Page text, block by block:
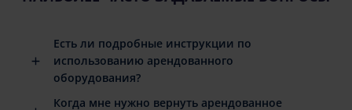
Есть ли подробные инструкции по
использованию арендованного
оборудования?
Когда мне нужно вернуть арендованное